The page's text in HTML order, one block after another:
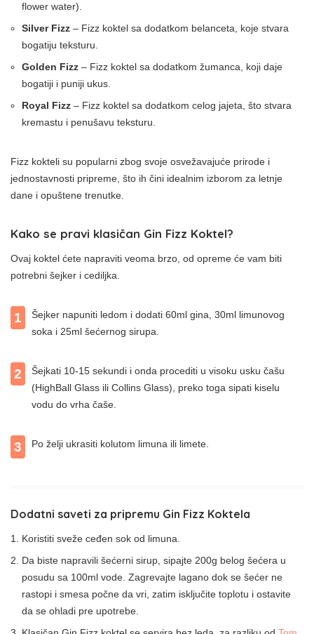
flower water).
Silver Fizz – Fizz koktel sa dodatkom belanceta, koje stvara
bogatiju teksturu.
Golden Fizz – Fizz koktel sa dodatkom žumanca, koji daje
bogatiji i puniji ukus.
Royal Fizz – Fizz koktel sa dodatkom celog jajeta, što stvara
kremastu i penušavu teksturu.
Fizz kokteli su popularni zbog svoje osvežavajuće prirode i
jednostavnosti pripreme, što ih čini idealnim izborom za letnje
dane i opuštene trenutke.
Kako se pravi klasičan Gin Fizz Koktel?
Ovaj koktel ćete napraviti veoma brzo, od opreme će vam biti
potrebni šejker i cediljka.
1
Šejker napuniti ledom i dodati 60ml gina, 30ml limunovog
soka i 25ml šećernog sirupa.
2
Šejkati 10-15 sekundi i onda procediti u visoku usku čašu
(HighBall Glass ili Collins Glass), preko toga sipati kiselu
vodu do vrha čaše.
3 Po želji ukrasiti kolutom limuna ili limete.
Dodatni saveti za pripremu Gin Fizz Koktela
Koristiti sveže ceđen sok od limuna.
Da biste napravili šećerni sirup, sipajte 200g belog šećera u
posudu sa 100ml vode. Zagrevajte lagano dok se šećer ne
rastopi i smesa počne da vri, zatim isključite toplotu i ostavite
da se ohladi pre upotrebe.